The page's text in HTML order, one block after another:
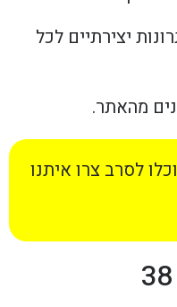
יצירתיים לכל
מהאתר.
לסרב צרו איתנו